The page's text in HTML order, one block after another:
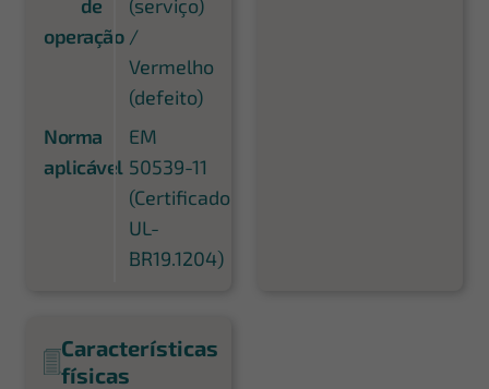
de
operação
(serviço)
/
Vermelho
(defeito)
Norma
aplicável
EM
50539-11
(Certificado
UL-
BR19.1204)
Características
físicas